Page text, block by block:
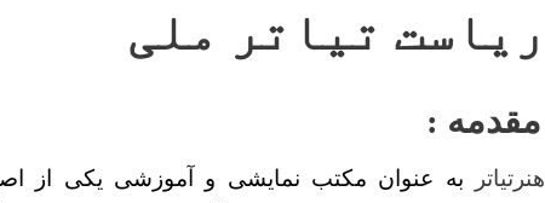
ریاست تیاتر ملی
مقدمه :
هنرتیاتر به عنوان مکتب نمایشی و آموزشی یکی از اصیل